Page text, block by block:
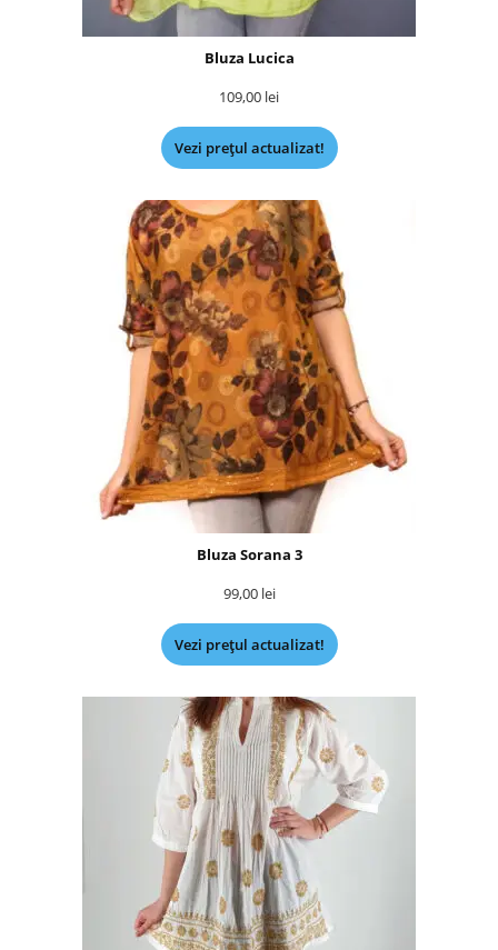
Bluza Lucica
109,00 lei
Vezi prețul actualizat!
Bluza Sorana 3
99,00 lei
Vezi prețul actualizat!